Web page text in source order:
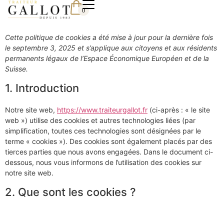
0
Cette politique de cookies a été mise à jour pour la dernière fois
le septembre 3, 2025 et s’applique aux citoyens et aux résidents
permanents légaux de l’Espace Économique Européen et de la
Suisse.
1. Introduction
Notre site web, https://www.traiteurgallot.fr (ci-après : « le site
web ») utilise des cookies et autres technologies liées (par
simplification, toutes ces technologies sont désignées par le
terme « cookies »). Des cookies sont également placés par des
tierces parties que nous avons engagées. Dans le document ci-
dessous, nous vous informons de l’utilisation des cookies sur
notre site web.
2. Que sont les cookies ?